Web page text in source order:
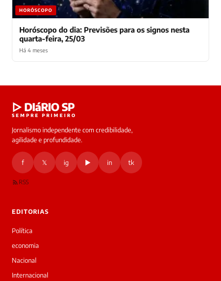
HORÓSCOPO
Horóscopo do dia: Previsões para os signos nesta
quarta-feira, 25/03
Há 4 meses
online
Oi!
Bom
dia!
▷ DIáRIO SP
SEMPRE PRIMEIRO
Jornalismo independente com credibilidade,
agilidade e profundidade.
f 𝕏 ig ▶ in tk
RSS
EDITORIAS
Política
economia
Nacional
Internacional